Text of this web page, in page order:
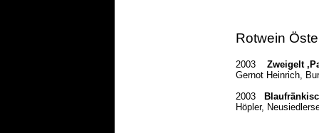
Rotwein
2003
Zweigelt
Gernot Heinrich,
2003
Höpler,